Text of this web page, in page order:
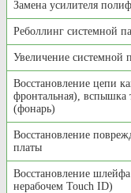
Замена усилителя
Реболлинг системной
Увеличение системной
Восстановление цепи
фронтальная), вспышка
(фонарь)
Восстановление
платы
Восстановление
нерабочем Touch ID)